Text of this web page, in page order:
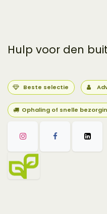
Hulp voor den
Beste selectie
Ophaling of snelle